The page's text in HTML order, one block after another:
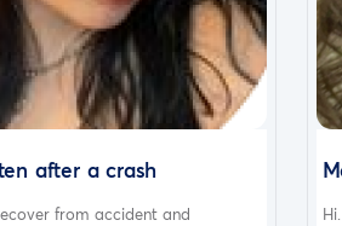
after a crash
from accident and